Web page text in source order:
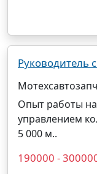
Руководитель
Опыт работы
управлением
5 000 м..
190000 -